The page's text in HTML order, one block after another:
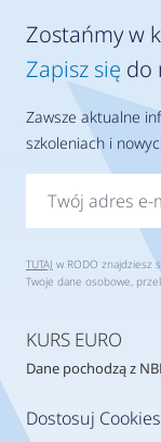
Dostosuj Cookies
Zostańmy w
Zapisz się do
Zawsze aktualne
szkoleniach i
TUTAJ w RODO znajdziesz
Twoje dane osobowe,
KURS EURO
Dane pochodzą z